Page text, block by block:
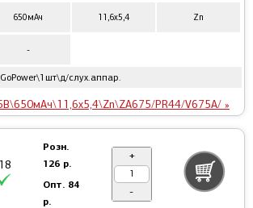
650мАч 11,6x5,4 Zn
-
слух.аппар.
PR44/V675A/ »
18
Розн.
126 р.
Опт. 84
р.
+
-